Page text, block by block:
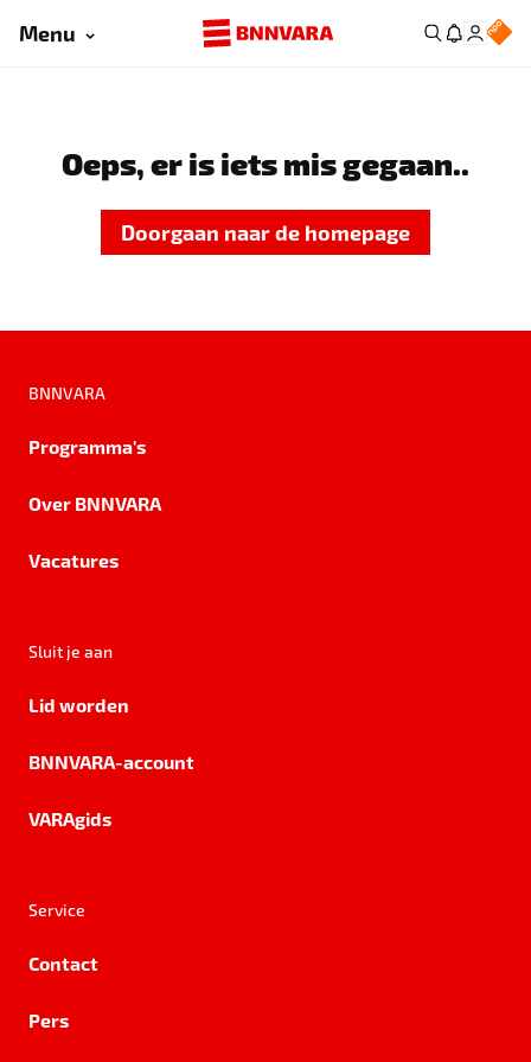
Menu
Oeps, er is iets mis gegaan..
Doorgaan naar de homepage
BNNVARA
Programma's
Over BNNVARA
Vacatures
Sluit je aan
Lid worden
BNNVARA-account
VARAgids
Service
Contact
Pers